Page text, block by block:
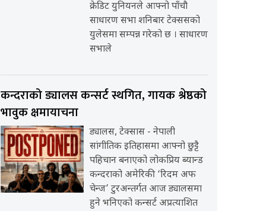
क्रेडिट युनियनले आफ्नो पाँचौ
साधारण सभा शनिबार टेक्ससको
युलेसमा सम्पन्न गरेको छ । साधारण
सभाले
कन्दराको ड्यालस कन्सर्ट स्थगित, गायक श्रेष्ठको
भावुक क्षमायाचना
ड्यालस, टेक्सास - नेपाली
सांगीतिक इतिहासमा आफ्नो छुट्टै
पहिचान बनाएको लोकप्रिय ब्यान्ड
कन्दराको अमेरिकी ‘रिदम अफ
चेन्ज’ टुरअन्तर्गत आज ड्यालसमा
हुने भनिएको कन्सर्ट अप्रत्याशित